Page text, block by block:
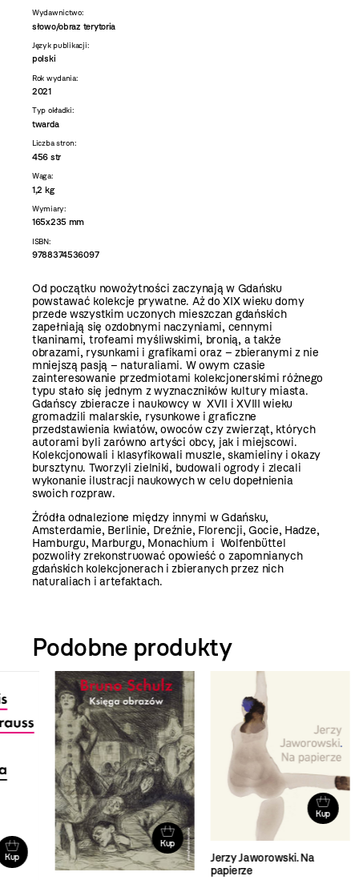
Wydawnictwo:
słowo/obraz terytoria
Język publikacji:
polski
Rok wydania:
2021
Typ okładki:
twarda
Liczba stron:
456 str
Waga:
1,2 kg
Wymiary:
165x235 mm
ISBN:
9788374536097
Od początku nowożytności zaczynają w Gdańsku
powstawać kolekcje prywatne. Aż do XIX wieku domy
przede wszystkim uczonych mieszczan gdańskich
zapełniają się ozdobnymi naczyniami, cennymi
tkaninami, trofeami myśliwskimi, bronią, a także
obrazami, rysunkami i grafikami oraz – zbieranymi z nie
mniejszą pasją – naturaliami. W owym czasie
zainteresowanie przedmiotami kolekcjonerskimi różnego
typu stało się jednym z wyznaczników kultury miasta.
Gdańscy zbieracze i naukowcy w XVII i XVIII wieku
gromadzili malarskie, rysunkowe i graficzne
przedstawienia kwiatów, owoców czy zwierząt, których
autorami byli zarówno artyści obcy, jak i miejscowi.
Kolekcjonowali i klasyfikowali muszle, skamieliny i okazy
bursztynu. Tworzyli zielniki, budowali ogrody i zlecali
wykonanie ilustracji naukowych w celu dopełnienia
swoich rozpraw.
Źródła odnalezione między innymi w Gdańsku,
Amsterdamie, Berlinie, Dreźnie, Florencji, Gocie, Hadze,
Hamburgu, Marburgu, Monachium i Wolfenbüttel
pozwoliły zrekonstruować opowieść o zapomnianych
gdańskich kolekcjonerach i zbieranych przez nich
naturaliach i artefaktach.
Podobne produkty
Kup
Kup
Jerzy Jaworowski. Na
papierze